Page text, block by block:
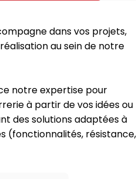
dans vos projets,
au sein de notre
notre expertise pour
à partir de vos idées ou
des solutions adaptées à
(fonctionnalités, résistance,